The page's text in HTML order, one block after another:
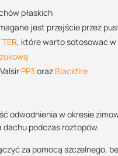
płaskich
jest przejście przez
, które warto sotosowac
PP3 oraz Blackfire
odwodnienia w okresie
dachu podczas roztopów.
za pomocą szczelnego,
Kabel YLY 3×1,5 mm
czarny – fazowy,
14 W przy -20°C